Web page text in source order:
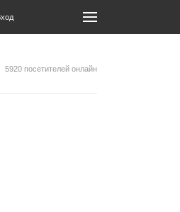
5920 посетителей онлайн